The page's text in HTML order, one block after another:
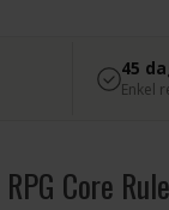
45
Enkel
Core